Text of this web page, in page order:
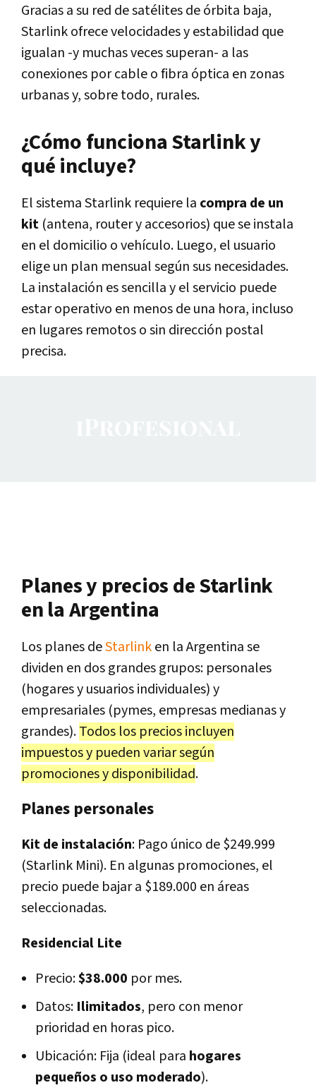
Gracias a su red de satélites de órbita baja,
Starlink ofrece velocidades y estabilidad que
igualan -y muchas veces superan- a las
conexiones por cable o fibra óptica en zonas
urbanas y, sobre todo, rurales.
¿Cómo funciona Starlink y
qué incluye?
El sistema Starlink requiere la compra de un
kit (antena, router y accesorios) que se instala
en el domicilio o vehículo. Luego, el usuario
elige un plan mensual según sus necesidades.
La instalación es sencilla y el servicio puede
estar operativo en menos de una hora, incluso
en lugares remotos o sin dirección postal
precisa.
Planes y precios de Starlink
en la Argentina
Los planes deStarlinken la Argentina se
dividen en dos grandes grupos: personales
(hogares y usuarios individuales) y
empresariales (pymes, empresas medianas y
grandes).Todos los precios incluyen
impuestos y pueden variar según
promociones y disponibilidad.
Planes personales
Kit de instalación: Pago único de $249.999
(Starlink Mini). En algunas promociones, el
precio puede bajar a $189.000 en áreas
seleccionadas.
Residencial Lite
Precio:$38.000 por mes.
Datos: Ilimitados, pero con menor
prioridad en horas pico.
Ubicación: Fija (ideal para hogares
pequeños o uso moderado).